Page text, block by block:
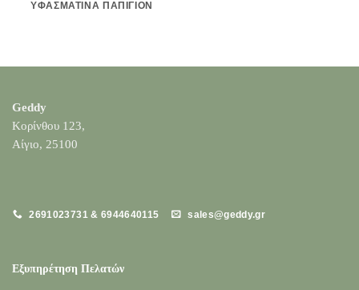
ΥΦΑΣΜΆΤΙΝΑ ΠΑΠΙΓΙΌΝ
Geddy
Κορίνθου 123,
Αίγιο, 25100
2691023731 & 6944640115 sales@geddy.gr
Εξυπηρέτηση Πελατών